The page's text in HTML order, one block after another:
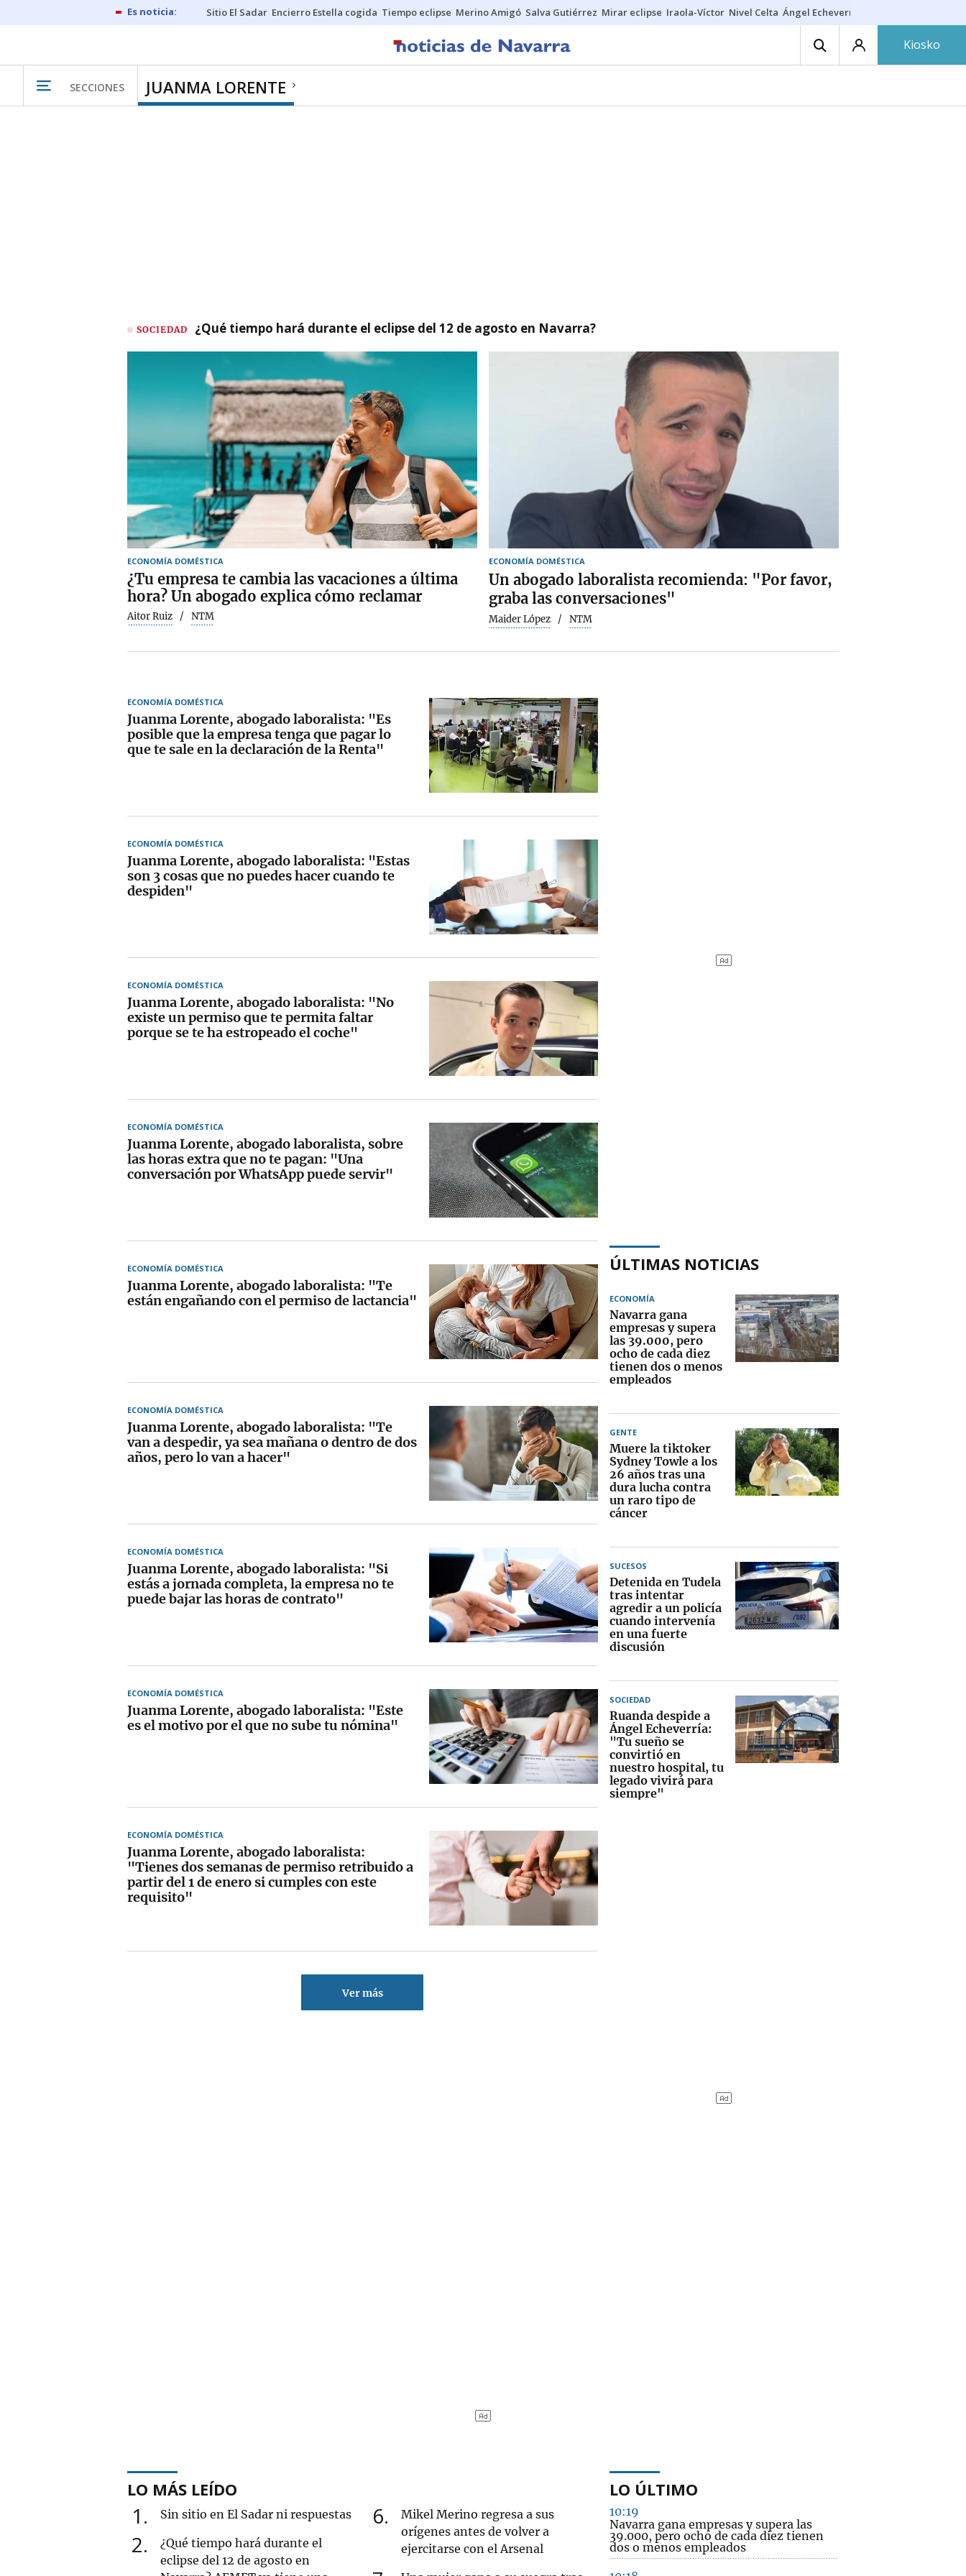
Sitio El Sadar Encierro Estella cogida Tiempo eclipse Merino Amigó Salva Gutiérrez Mirar eclipse Iraola-Víctor Nivel Celta Ángel Echeverría
Kiosko
SECCIONES JUANMA LORENTE
SOCIEDAD ¿Qué tiempo hará durante el eclipse del 12 de agosto en Navarra?
ECONOMÍA DOMÉSTICA
¿Tu empresa te cambia las vacaciones a última
hora? Un abogado explica cómo reclamar
Aitor Ruiz NTM
ECONOMÍA DOMÉSTICA
Un abogado laboralista recomienda: "Por favor,
graba las conversaciones"
Maider López NTM
ECONOMÍA DOMÉSTICA
Juanma Lorente, abogado laboralista: "Es
posible que la empresa tenga que pagar lo
que te sale en la declaración de la Renta"
ECONOMÍA DOMÉSTICA
Juanma Lorente, abogado laboralista: "Estas
son 3 cosas que no puedes hacer cuando te
despiden"
ECONOMÍA DOMÉSTICA
Juanma Lorente, abogado laboralista: "No
existe un permiso que te permita faltar
porque se te ha estropeado el coche"
ECONOMÍA DOMÉSTICA
Juanma Lorente, abogado laboralista, sobre
las horas extra que no te pagan: "Una
conversación por WhatsApp puede servir"
ECONOMÍA DOMÉSTICA
Juanma Lorente, abogado laboralista: "Te
están engañando con el permiso de lactancia"
ECONOMÍA DOMÉSTICA
Juanma Lorente, abogado laboralista: "Te
van a despedir, ya sea mañana o dentro de dos
años, pero lo van a hacer"
ECONOMÍA DOMÉSTICA
Juanma Lorente, abogado laboralista: "Si
estás a jornada completa, la empresa no te
puede bajar las horas de contrato"
ECONOMÍA DOMÉSTICA
Juanma Lorente, abogado laboralista: "Este
es el motivo por el que no sube tu nómina"
ECONOMÍA DOMÉSTICA
Juanma Lorente, abogado laboralista:
"Tienes dos semanas de permiso retribuido a
partir del 1 de enero si cumples con este
requisito"
Ver más
ÚLTIMAS NOTICIAS
ECONOMÍA
Navarra gana
empresas y supera
las 39.000, pero
ocho de cada diez
tienen dos o menos
empleados
GENTE
Muere la tiktoker
Sydney Towle a los
26 años tras una
dura lucha contra
un raro tipo de
cáncer
SUCESOS
Detenida en Tudela
tras intentar
agredir a un policía
cuando intervenía
en una fuerte
discusión
SOCIEDAD
Ruanda despide a
Ángel Echeverría:
"Tu sueño se
convirtió en
nuestro hospital, tu
legado vivirá para
siempre"
LO MÁS LEÍDO
1 Sin sitio en El Sadar ni respuestas
2
¿Qué tiempo hará durante el
eclipse del 12 de agosto en
6
Mikel Merino regresa a sus
orígenes antes de volver a
ejercitarse con el Arsenal
LO ÚLTIMO
10:19
Navarra gana empresas y supera las
39.000, pero ocho de cada diez tienen
dos o menos empleados